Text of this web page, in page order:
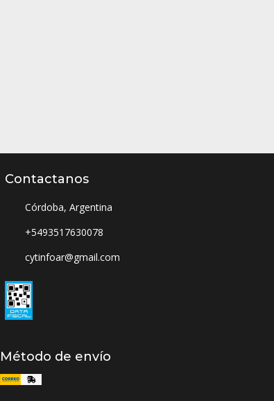
Contactanos
Córdoba, Argentina
+5493517630078
cytinfoar@gmail.com
Método de envío